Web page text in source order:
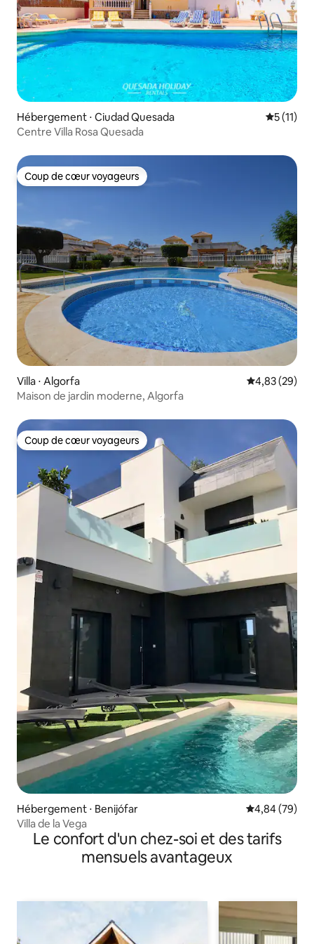
Hébergement ⋅ Ciudad Quesada
5 (11)
Centre Villa Rosa Quesada
Coup de cœur voyageurs
Coup de cœur voyageurs
Villa ⋅ Algorfa Évaluation
4,83 (29)
Maison de jardin moderne, Algorfa
Coup de cœur voyageurs
Coup de cœur voyageurs
Hébergement ⋅ Benijófar Évaluation
4,84 (79)
Villa de la Vega
Le confort d'un chez-soi et des tarifs
mensuels avantageux